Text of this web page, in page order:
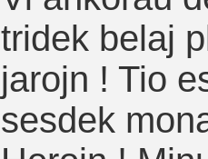
tridek belaj
jarojn ! Tio
sesdek